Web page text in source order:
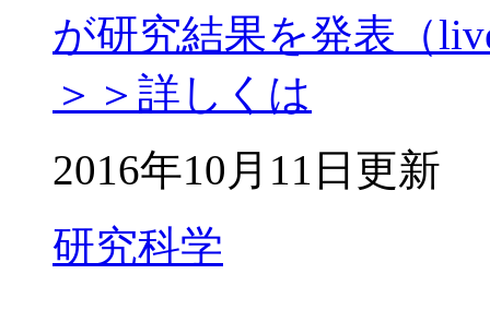
が研究結果を発表（
＞＞詳しくは
2016年10月11日更新
研究科学